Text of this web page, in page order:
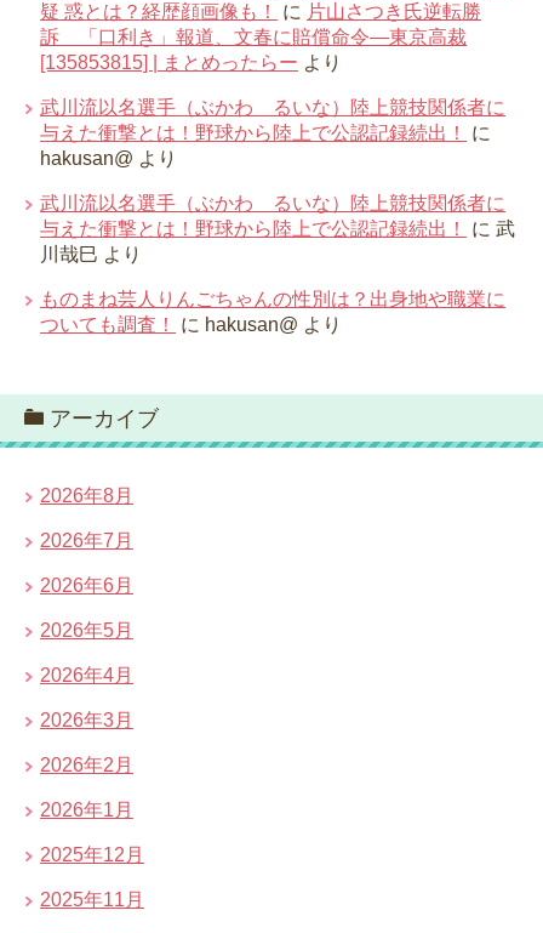
疑 惑とは？経歴顔画像も！
に 片山さつき氏逆転勝
訴 「口利き」報道、文春に賠償命令―東京高裁
[135853815] | まとめったらー より
武川流以名選手（ぶかわ るいな）陸上競技関係者に
与えた衝撃とは！野球から陸上で公認記録続出！
に
hakusan@ より
武川流以名選手（ぶかわ るいな）陸上競技関係者に
与えた衝撃とは！野球から陸上で公認記録続出！
に 武
川哉巳 より
ものまね芸人りんごちゃんの性別は？出身地や職業に
ついても調査！
に hakusan@ より
アーカイブ
2026年8月
2026年7月
2026年6月
2026年5月
2026年4月
2026年3月
2026年2月
2026年1月
2025年12月
2025年11月